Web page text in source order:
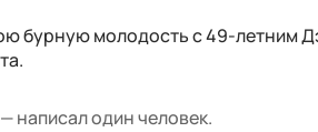
бурную молодость с 49-летним
написал один человек.